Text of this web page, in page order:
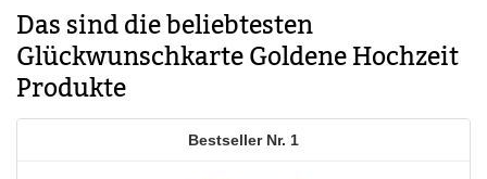
Das sind die beliebtesten
Glückwunschkarte Goldene Hochzeit
Produkte
1